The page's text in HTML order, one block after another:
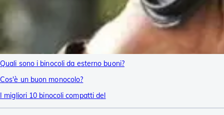
Quali sono i binocoli da esterno buoni?
Cos'è un buon monocolo?
I migliori 10 binocoli compatti del